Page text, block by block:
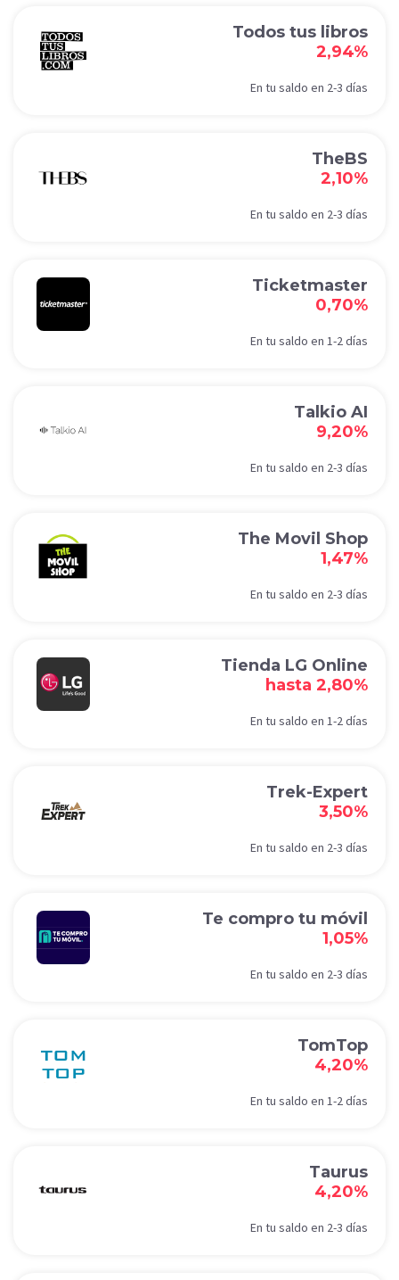
Todos tus libros
2,94%
En tu saldo en 2-3 días
TheBS
2,10%
En tu saldo en 2-3 días
Ticketmaster
0,70%
En tu saldo en 1-2 días
Talkio AI
9,20%
En tu saldo en 2-3 días
The Movil Shop
1,47%
En tu saldo en 2-3 días
Tienda LG Online
hasta 2,80%
En tu saldo en 1-2 días
Trek-Expert
3,50%
En tu saldo en 2-3 días
Te compro tu móvil
1,05%
En tu saldo en 2-3 días
TomTop
4,20%
En tu saldo en 1-2 días
Taurus
4,20%
En tu saldo en 2-3 días